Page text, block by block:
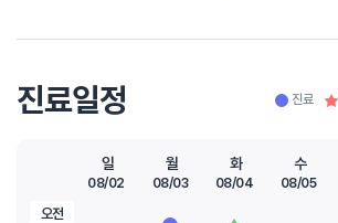
진료일정 진료
오전
일
08/02
월
08/03
화
08/04
수
08/05